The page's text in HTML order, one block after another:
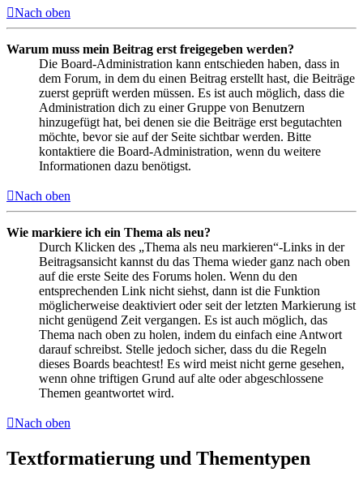
Nach oben
Warum muss mein Beitrag erst freigegeben werden?
Die Board-Administration kann entschieden haben, dass in
dem Forum, in dem du einen Beitrag erstellt hast, die Beiträge
zuerst geprüft werden müssen. Es ist auch möglich, dass die
Administration dich zu einer Gruppe von Benutzern
hinzugefügt hat, bei denen sie die Beiträge erst begutachten
möchte, bevor sie auf der Seite sichtbar werden. Bitte
kontaktiere die Board-Administration, wenn du weitere
Informationen dazu benötigst.
Nach oben
Wie markiere ich ein Thema als neu?
Durch Klicken des „Thema als neu markieren“-Links in der
Beitragsansicht kannst du das Thema wieder ganz nach oben
auf die erste Seite des Forums holen. Wenn du den
entsprechenden Link nicht siehst, dann ist die Funktion
möglicherweise deaktiviert oder seit der letzten Markierung ist
nicht genügend Zeit vergangen. Es ist auch möglich, das
Thema nach oben zu holen, indem du einfach eine Antwort
darauf schreibst. Stelle jedoch sicher, dass du die Regeln
dieses Boards beachtest! Es wird meist nicht gerne gesehen,
wenn ohne triftigen Grund auf alte oder abgeschlossene
Themen geantwortet wird.
Nach oben
Textformatierung und Thementypen